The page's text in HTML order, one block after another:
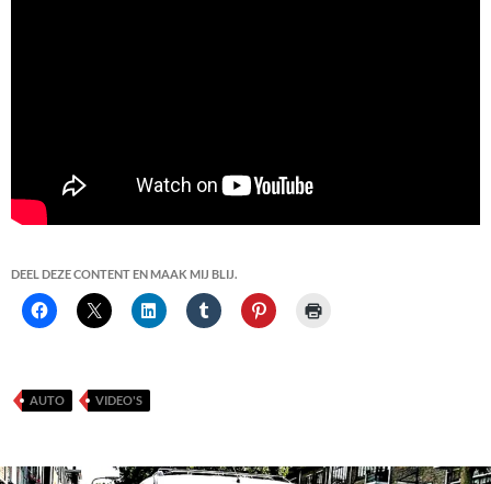
DEEL DEZE CONTENT EN MAAK MIJ BLIJ.
AUTO VIDEO'S